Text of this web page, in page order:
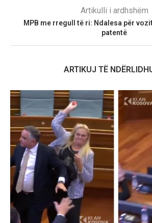
Artikulli i ardhshëm
MPB me rregull të ri: Ndalesa për
patentë
ARTIKUJ TË